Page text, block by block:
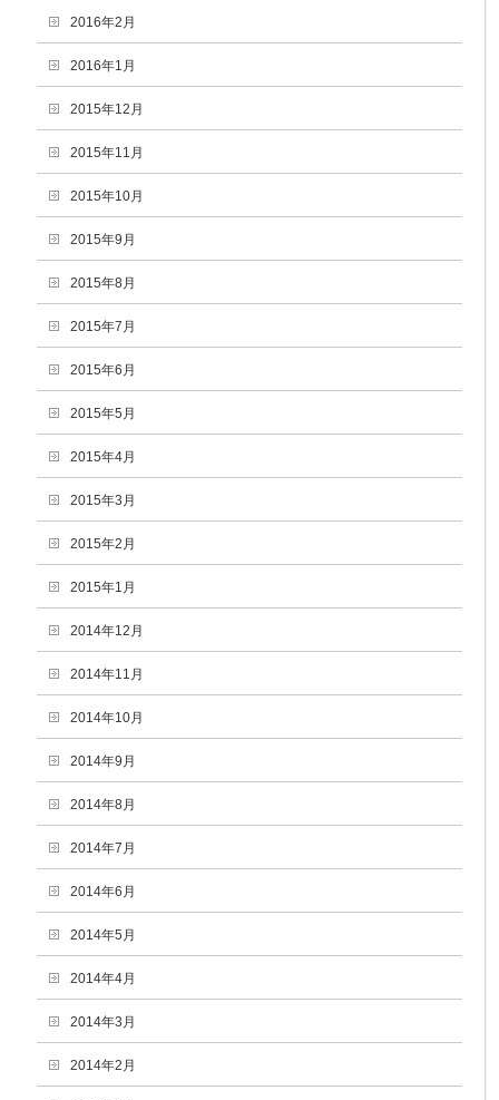
2016年2月
2016年1月
2015年12月
2015年11月
2015年10月
2015年9月
2015年8月
2015年7月
2015年6月
2015年5月
2015年4月
2015年3月
2015年2月
2015年1月
2014年12月
2014年11月
2014年10月
2014年9月
2014年8月
2014年7月
2014年6月
2014年5月
2014年4月
2014年3月
2014年2月